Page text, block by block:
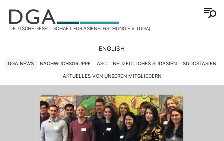
DEUTSCHE GESELLSCHAFT FÜR ASIENFORSCHUNG E.V. (DGA)
ENGLISH
DGA NEWS NACHWUCHSGRUPPE ASC NEUZEITLICHES SÜDASIEN SÜDOSTASIEN
AKTUELLES VON UNSEREN MITGLIEDERN